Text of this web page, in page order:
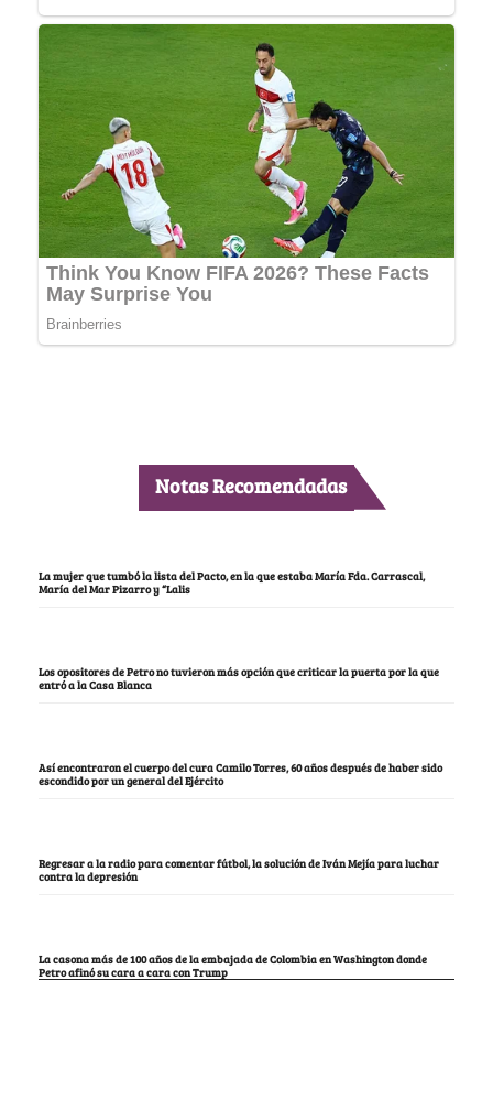
Notas Recomendadas
La mujer que tumbó la lista del Pacto, en la que estaba María Fda. Carrascal,
María del Mar Pizarro y “Lalis
Los opositores de Petro no tuvieron más opción que criticar la puerta por la que
entró a la Casa Blanca
Así encontraron el cuerpo del cura Camilo Torres, 60 años después de haber sido
escondido por un general del Ejército
Regresar a la radio para comentar fútbol, la solución de Iván Mejía para luchar
contra la depresión
La casona más de 100 años de la embajada de Colombia en Washington donde
Petro afinó su cara a cara con Trump